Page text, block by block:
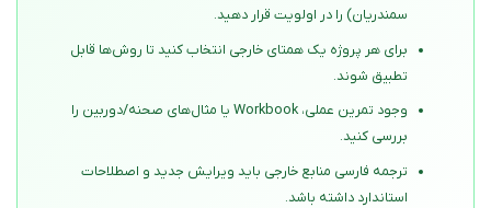
سمندریان) را در اولویت قرار دهید.
برای هر پروژه یک همتای خارجی انتخاب کنید تا روش‌ها قابل
تطبیق شوند.
وجود تمرین عملی، Workbook یا مثال‌های صحنه/دوربین را
بررسی کنید.
ترجمه فارسی منابع خارجی باید ویرایش جدید و اصطلاحات
استاندارد داشته باشد.